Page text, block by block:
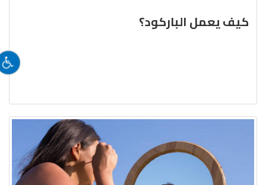
كيف يعمل الباركود؟